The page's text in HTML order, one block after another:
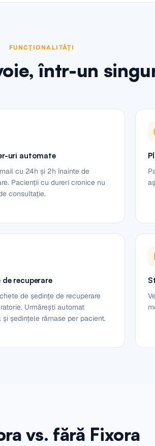
FUNCȚIONALITĂȚI
într-un
uri automate
cu 24h și 2h înainte de
Pacienții cu dureri cronice nu
consultație.
de recuperare
de ședințe de recuperare
Urmărești automat
și ședințele rămase per pacient.
vs. fără Fixora